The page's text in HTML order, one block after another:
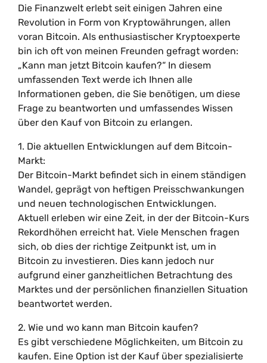
Die Finanzwelt erlebt seit einigen Jahren eine
Revolution in Form von Kryptowährungen, allen
voran Bitcoin. Als enthusiastischer Kryptoexperte
bin ich oft von meinen Freunden gefragt worden:
„Kann man jetzt Bitcoin kaufen?“ In diesem
umfassenden Text werde ich Ihnen alle
Informationen geben, die Sie benötigen, um diese
Frage zu beantworten und umfassendes Wissen
über den Kauf von Bitcoin zu erlangen.
1. Die aktuellen Entwicklungen auf dem Bitcoin-
Markt:
Der Bitcoin-Markt befindet sich in einem ständigen
Wandel, geprägt von heftigen Preisschwankungen
und neuen technologischen Entwicklungen.
Aktuell erleben wir eine Zeit, in der der Bitcoin-Kurs
Rekordhöhen erreicht hat. Viele Menschen fragen
sich, ob dies der richtige Zeitpunkt ist, um in
Bitcoin zu investieren. Dies kann jedoch nur
aufgrund einer ganzheitlichen Betrachtung des
Marktes und der persönlichen finanziellen Situation
beantwortet werden.
2. Wie und wo kann man Bitcoin kaufen?
Es gibt verschiedene Möglichkeiten, um Bitcoin zu
kaufen. Eine Option ist der Kauf über spezialisierte